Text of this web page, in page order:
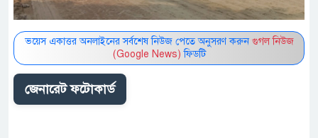
ভয়েস একাত্তর অনলাইনের সর্বশেষ নিউজ পেতে অনুসরণ করুন গুগল নিউজ
(Google News) ফিডটি
জেনারেট ফটোকার্ড